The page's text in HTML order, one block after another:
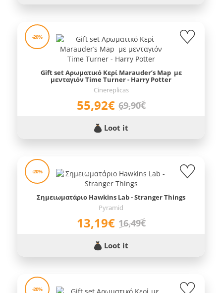
-20%
Gift set Αρωματικό Κερί Marauder’s Map με
μενταγιόν Time Turner - Harry Potter
Cinereplicas
55,92€ 69,90€
Loot it
-20%
Σημειωματάριο Hawkins Lab - Stranger Things
Pyramid
13,19€ 16,49€
Loot it
-20%